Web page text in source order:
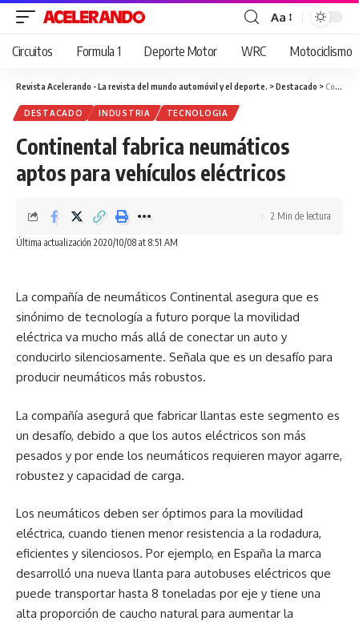
Cambiar
tamaño
fuente
Aa
Circuitos Formula 1 Deporte Motor WRC Motociclismo
Revista Acelerando - La revista del mundo automóvil y el deporte. >Destacado >Continental fabrica neumáticos aptos para vehículos eléctricos
DESTACADO INDUSTRIA TECNOLOGIA
Continental fabrica neumáticos
aptos para vehículos eléctricos
Última actualización 2020/10/08 at 8:51 AM
2 Min de lectura
La compañía de neumáticos Continental asegura que es
sinónimo de tecnología a futuro porque la movilidad
eléctrica va mucho más allá de conectar un auto y
conducirlo silenciosamente. Señala que es un desafío para
producir neumáticos más robustos.
La compañía asegurá que fabricar llantas este segmento es
un desafío, debido a que los autos eléctricos son más
pesados y por ende los neumáticos requieren mayor agarre,
robustez y capacidad de carga.
Los neumáticos deben ser óptimos para la movilidad
eléctrica, cuando tienen menor resistencia a la rodadura,
eficientes y silenciosos. Por ejemplo, en España la marca
desarrolló una nueva llanta para autobuses eléctricos que
puede transportar hasta 8 toneladas por eje y tiene una
alta proporción de caucho natural para aumentar la